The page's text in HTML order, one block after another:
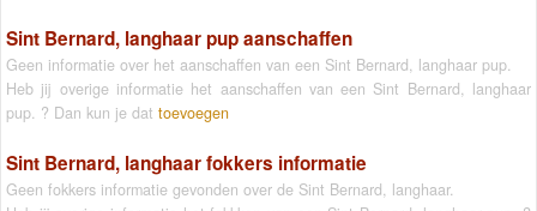
Sint Bernard, langhaar pup aanschaffen
Geen informatie over het aanschaffen van een Sint Bernard, langhaar pup.
Heb jij overige informatie het aanschaffen van een Sint Bernard, langhaar
pup. ? Dan kun je dat toevoegen
Sint Bernard, langhaar fokkers informatie
Geen fokkers informatie gevonden over de Sint Bernard, langhaar.